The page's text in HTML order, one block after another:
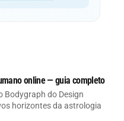
online — guia completo
Bodygraph do Design
horizontes da astrologia